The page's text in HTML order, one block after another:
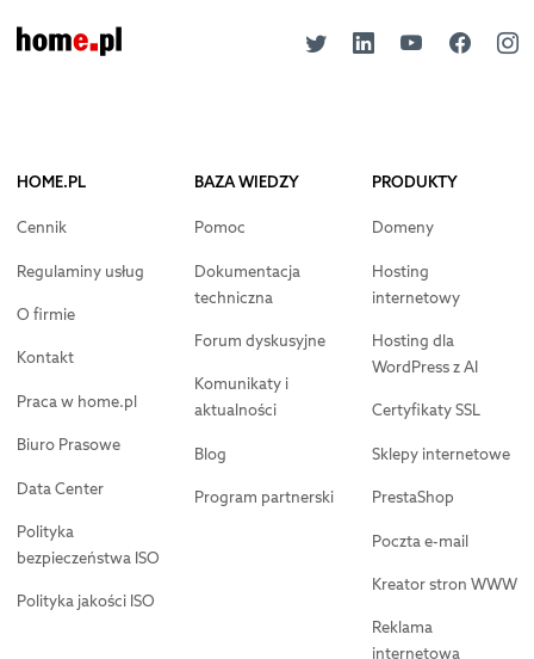
HOME.PL
Cennik
Regulaminy usług
O firmie
Kontakt
Praca w home.pl
Biuro Prasowe
Data Center
Polityka
bezpieczeństwa ISO
Polityka jakości ISO
BAZA WIEDZY
Pomoc
Dokumentacja
techniczna
Forum dyskusyjne
Komunikaty i
aktualności
Blog
Program partnerski
PRODUKTY
Domeny
Hosting
internetowy
Hosting dla
WordPress z AI
Certyfikaty SSL
Sklepy internetowe
PrestaShop
Poczta e-mail
Kreator stron WWW
Reklama
internetowa